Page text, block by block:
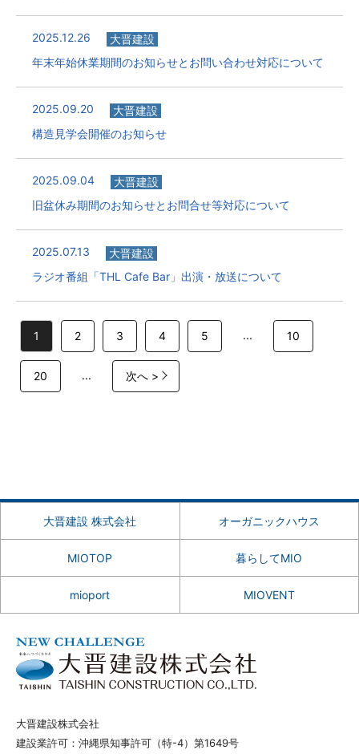
2025.12.26
大晋建設
年末年始休業期間のお知らせとお問い合わせ対応について
2025.09.20
大晋建設
構造見学会開催のお知らせ
2025.09.04
大晋建設
旧盆休み期間のお知らせとお問合せ等対応について
2025.07.13
大晋建設
ラジオ番組「THL Cafe Bar」出演・放送について
1 2 3 4 5 ... 10
20 ... 次へ >
大晋建設 株式会社 オーガニックハウス
MIOTOP 暮らしてMIO
mioport MIOVENT
大晋建設株式会社
建設業許可：沖縄県知事許可（特-4）第1649号